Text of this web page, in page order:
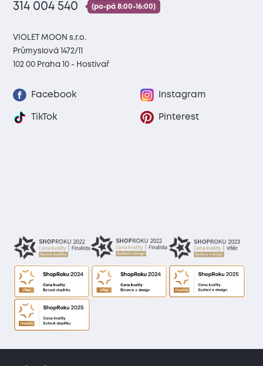
314 004 540
(po-pá 8:00-16:00)
VIOLET MOON s.r.o.
Průmyslová 1472/11
102 00 Praha 10 - Hostivař
Facebook Instagram
TikTok Pinterest